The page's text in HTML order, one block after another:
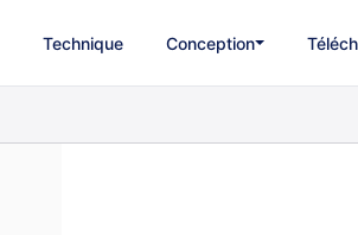
Technique Conception